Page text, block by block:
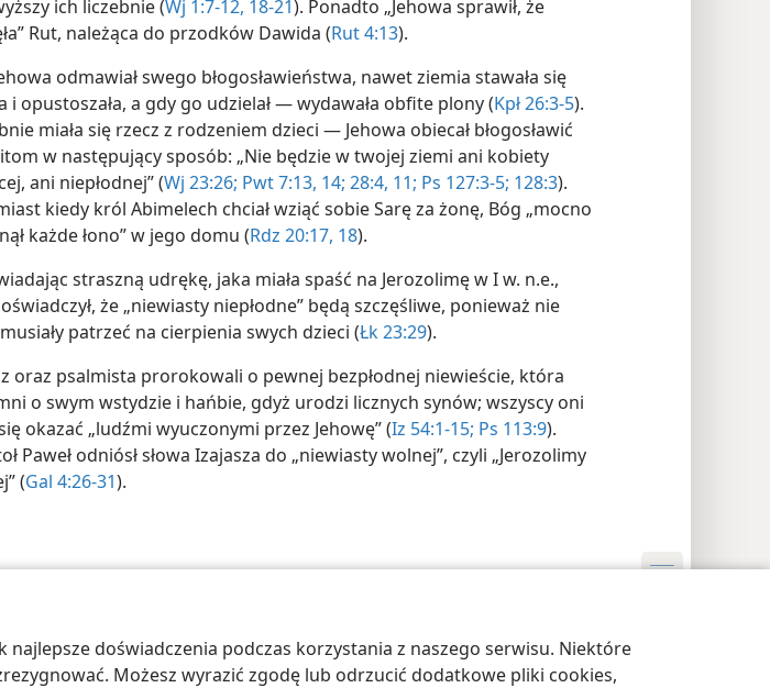
doświadczenia podczas korzystania z naszego serwisu. Niektóre
Możesz wyrazić zgodę lub odrzucić dodatkowe pliki cookies,
ich liczebnie (Wj 1:7-12, 18-21). Ponadto „Jehowa sprawił, że
Rut, należąca do przodków Dawida (Rut 4:13).
odmawiał swego błogosławieństwa, nawet ziemia stawała się
i opustoszała, a gdy go udzielał — wydawała obfite plony (Kpł 26:3-5).
miała się rzecz z rodzeniem dzieci — Jehowa obiecał błogosławić
w następujący sposób: „Nie będzie w twojej ziemi ani kobiety
ani niepłodnej” (Wj 23:26; Pwt 7:13, 14; 28:4, 11; Ps 127:3-5; 128:3).
kiedy król Abimelech chciał wziąć sobie Sarę za żonę, Bóg „mocno
każde łono” w jego domu (Rdz 20:17, 18).
straszną udrękę, jaka miała spaść na Jerozolimę w I w. n.e.,
oświadczył, że „niewiasty niepłodne” będą szczęśliwe, ponieważ nie
patrzeć na cierpienia swych dzieci (Łk 23:29).
oraz psalmista prorokowali o pewnej bezpłodnej niewieście, która
o swym wstydzie i hańbie, gdyż urodzi licznych synów; wszyscy oni
okazać „ludźmi wyuczonymi przez Jehowę” (Iz 54:1-15; Ps 113:9).
Paweł odniósł słowa Izajasza do „niewiasty wolnej”, czyli „Jerozolimy
(Gal 4:26-31).